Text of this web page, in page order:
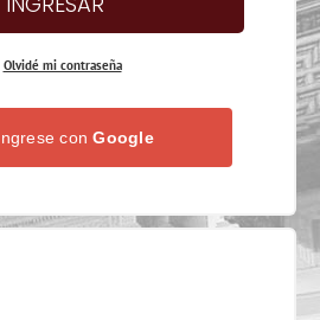
Olvidé mi contraseña
conGoogle